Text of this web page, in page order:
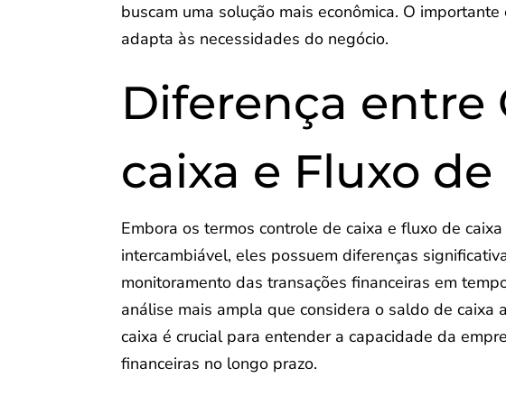
buscam uma solução mais econômica. O
adapta às necessidades do negócio.
Diferença entre
caixa e Fluxo de
Embora os termos controle de caixa e fluxo de
intercambiável, eles possuem diferenças
monitoramento das transações financeiras em
análise mais ampla que considera o saldo de
caixa é crucial para entender a capacidade da
financeiras no longo prazo.